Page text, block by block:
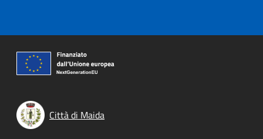
Città di Maida